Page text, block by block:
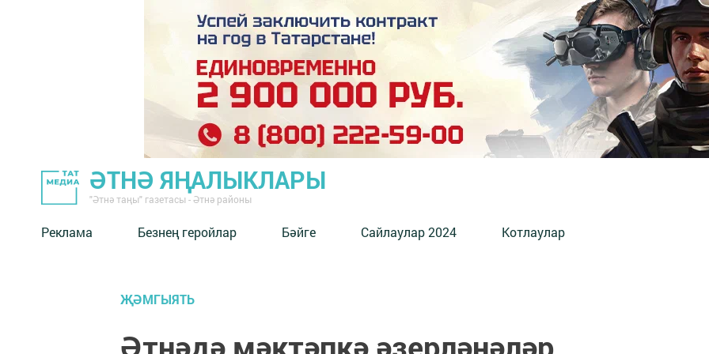
ӘТНӘ ЯҢАЛЫКЛАРЫ
"Әтнә таңы" газетасы - Әтнә районы
Реклама Безнең геройлар Бәйге Сайлаулар 2024 Котлаулар
ҖӘМГЫЯТЬ
Әтнәдә мәктәпкә әзерләнәләр